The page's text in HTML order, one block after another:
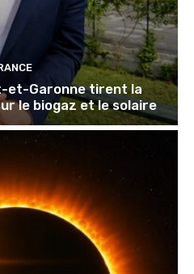
et-Garonne tirent la
le biogaz et le solaire